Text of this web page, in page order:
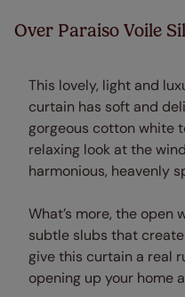
Over Paraiso Voile
This lovely, light and
curtain has soft and
gorgeous cotton white
relaxing look at the
harmonious, heavenly
What’s more, the open
subtle slubs that
give this curtain a real
opening up your home